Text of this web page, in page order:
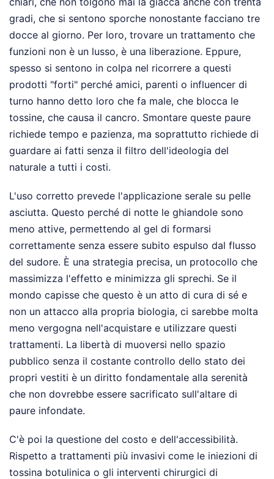
gradi, che si sentono sporche nonostante facciano tre
docce al giorno. Per loro, trovare un trattamento che
funzioni non è un lusso, è una liberazione. Eppure,
spesso si sentono in colpa nel ricorrere a questi
prodotti "forti" perché amici, parenti o influencer di
turno hanno detto loro che fa male, che blocca le
tossine, che causa il cancro. Smontare queste paure
richiede tempo e pazienza, ma soprattutto richiede di
guardare ai fatti senza il filtro dell'ideologia del
naturale a tutti i costi.
L'uso corretto prevede l'applicazione serale su pelle
asciutta. Questo perché di notte le ghiandole sono
meno attive, permettendo al gel di formarsi
correttamente senza essere subito espulso dal flusso
del sudore. È una strategia precisa, un protocollo che
massimizza l'effetto e minimizza gli sprechi. Se il
mondo capisse che questo è un atto di cura di sé e
non un attacco alla propria biologia, ci sarebbe molta
meno vergogna nell'acquistare e utilizzare questi
trattamenti. La libertà di muoversi nello spazio
pubblico senza il costante controllo dello stato dei
propri vestiti è un diritto fondamentale alla serenità
che non dovrebbe essere sacrificato sull'altare di
paure infondate.
C'è poi la questione del costo e dell'accessibilità.
Rispetto a trattamenti più invasivi come le iniezioni di
tossina botulinica o gli interventi chirurgici di